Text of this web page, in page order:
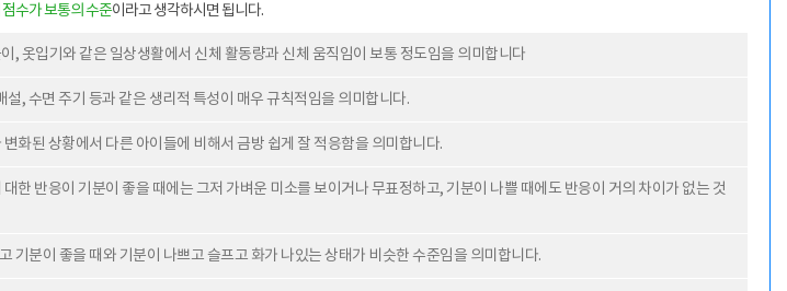
수가 보통의 수준이라고 생각하시면 됩니다.
, 옷입기와 같은 일상생활에서 신체 활동량과 신체 움직임이 보통 정도임을 의미합니다
, 수면 주기 등과 같은 생리적 특성이 매우 규칙적임을 의미합니다.
화된 상황에서 다른 아이들에 비해서 금방 쉽게 잘 적응함을 의미합니다.
한 반응이 기분이 좋을 때에는 그저 가벼운 미소를 보이거나 무표정하고, 기분이 나쁠 때에도 반응이 거의 차이가 없는 것
기분이 좋을 때와 기분이 나쁘고 슬프고 화가 나있는 상태가 비슷한 수준임을 의미합니다.